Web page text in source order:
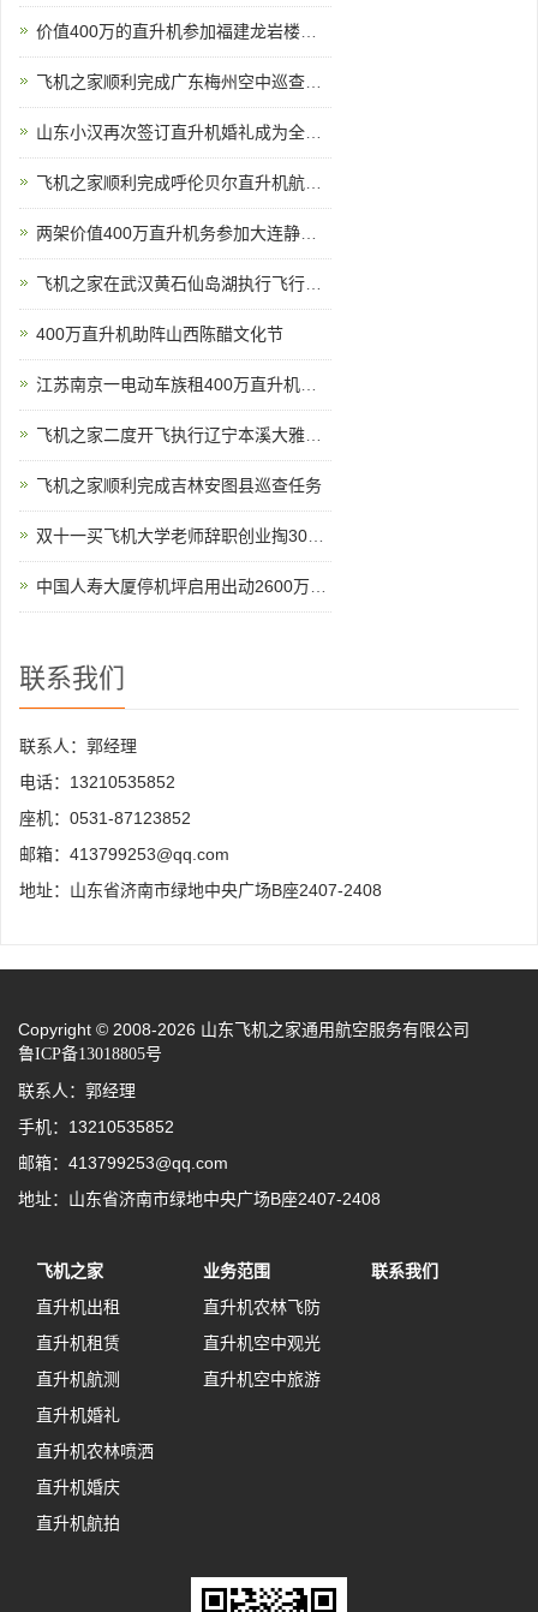
400万直升机助阵山西陈醋文化节
飞机之家顺利完成吉林安图县巡查任务
联系我们
联系人：郭经理
电话：13210535852
座机：0531-87123852
邮箱：413799253@qq.com
地址：山东省济南市绿地中央广场B座2407-2408
Copyright © 2008-2026 山东飞机之家通用航空服务有限公司
鲁ICP备13018805号
联系人：郭经理
手机：13210535852
邮箱：413799253@qq.com
地址：山东省济南市绿地中央广场B座2407-2408
飞机之家
直升机出租
直升机租赁
直升机航测
直升机婚礼
直升机农林喷洒
直升机婚庆
直升机航拍
业务范围
直升机农林飞防
直升机空中观光
直升机空中旅游
联系我们